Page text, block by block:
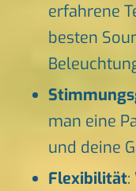
erfahrene
besten
man eine
und deine
Flexibilität: